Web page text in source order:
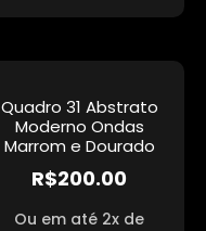
Quadro 31 Abstrato
Moderno Ondas
Marrom e Dourado
R$200.00
Ou em até 2x de